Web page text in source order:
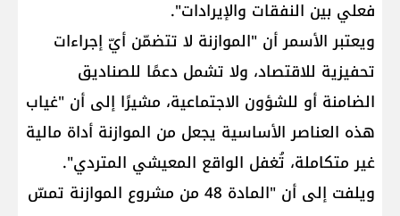
فعلي بين النفقات والإيرادات".
ويعتبر الأسمر أن "الموازنة لا تتضمّن أيّ إجراءات
تحفيزية للاقتصاد، ولا تشمل دعمًا للصناديق
الضامنة أو للشؤون الاجتماعية، مشيرًا إلى أن "غياب
هذه العناصر الأساسية يجعل من الموازنة أداة مالية
غير متكاملة، تُغفل الواقع المعيشي المتردي".
ويلفت إلى أن "المادة 48 من مشروع الموازنة تمسّ